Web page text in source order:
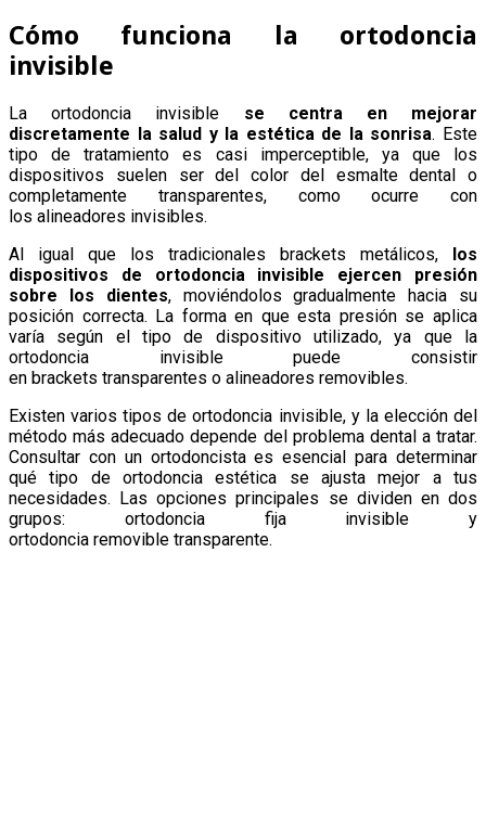
Cómo funciona la ortodoncia
invisible
La ortodoncia invisible se centra en mejorar
discretamente la salud y la estética de la sonrisa. Este
tipo de tratamiento es casi imperceptible, ya que los
dispositivos suelen ser del color del esmalte dental o
completamente transparentes, como ocurre con
los alineadores invisibles.
Al igual que los tradicionales brackets metálicos, los
dispositivos de ortodoncia invisible ejercen presión
sobre los dientes, moviéndolos gradualmente hacia su
posición correcta. La forma en que esta presión se aplica
varía según el tipo de dispositivo utilizado, ya que la
ortodoncia invisible puede consistir
en brackets transparentes o alineadores removibles.
Existen varios tipos de ortodoncia invisible, y la elección del
método más adecuado depende del problema dental a tratar.
Consultar con un ortodoncista es esencial para determinar
qué tipo de ortodoncia estética se ajusta mejor a tus
necesidades. Las opciones principales se dividen en dos
grupos: ortodoncia fija invisible y
ortodoncia removible transparente.